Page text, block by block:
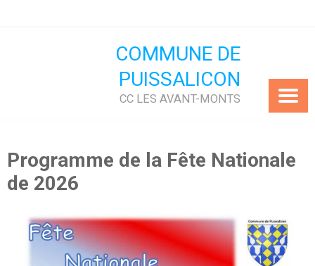
COMMUNE DE
PUISSALICON
CC LES AVANT-MONTS
Programme de la Fête Nationale
de 2026